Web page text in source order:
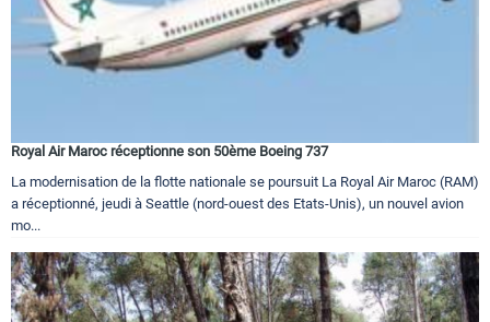
Royal Air Maroc réceptionne son 50ème Boeing 737
La modernisation de la flotte nationale se poursuit La Royal Air Maroc (RAM)
a réceptionné, jeudi à Seattle (nord-ouest des Etats-Unis), un nouvel avion
mo...